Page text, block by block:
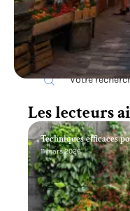
Recherche
Les lecteurs
Techniques efficaces
11 mars 2026